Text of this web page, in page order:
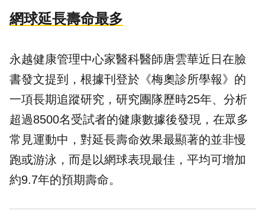
網球延長壽命最多
永越健康管理中心家醫科醫師唐雲華近日在臉
書發文提到，根據刊登於《梅奧診所學報》的
一項長期追蹤研究，研究團隊歷時25年、分析
超過8500名受試者的健康數據後發現，在眾多
常見運動中，對延長壽命效果最顯著的並非慢
跑或游泳，而是以網球表現最佳，平均可增加
約9.7年的預期壽命。